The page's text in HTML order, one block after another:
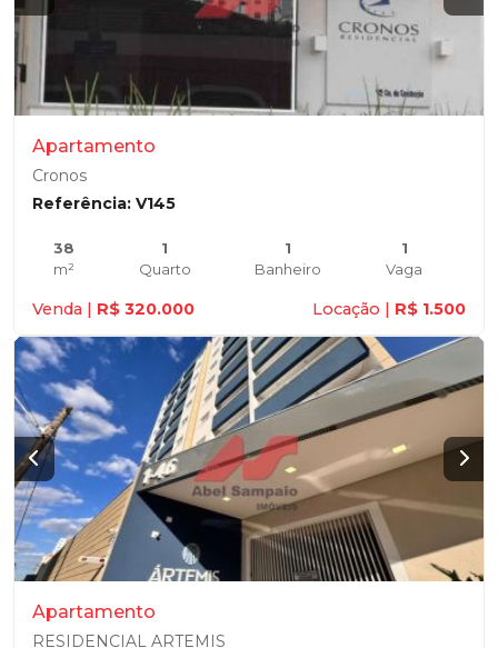
Apartamento
Cronos
Referência: V145
38
m²
1
Quarto
1
Banheiro
1
Vaga
Venda | R$ 320.000 Locação | R$ 1.500
Apartamento
RESIDENCIAL ARTEMIS